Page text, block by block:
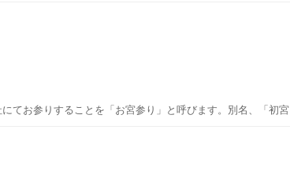
の漆器、女の子は外側が黒色、内側が朱色の漆器を使うこ
食用の食器をお食い初め食器として使う方も増えていま
意します。神社でお借りする、もしくは海や川で拾い、綺麗
い親」がします。
ろこし など鉄分
近は家族が集まる場所で勉強するリビング学習が効果的な
てお参りすることを「お宮参り」と呼びます。別名、「初宮
が目的の行事です。